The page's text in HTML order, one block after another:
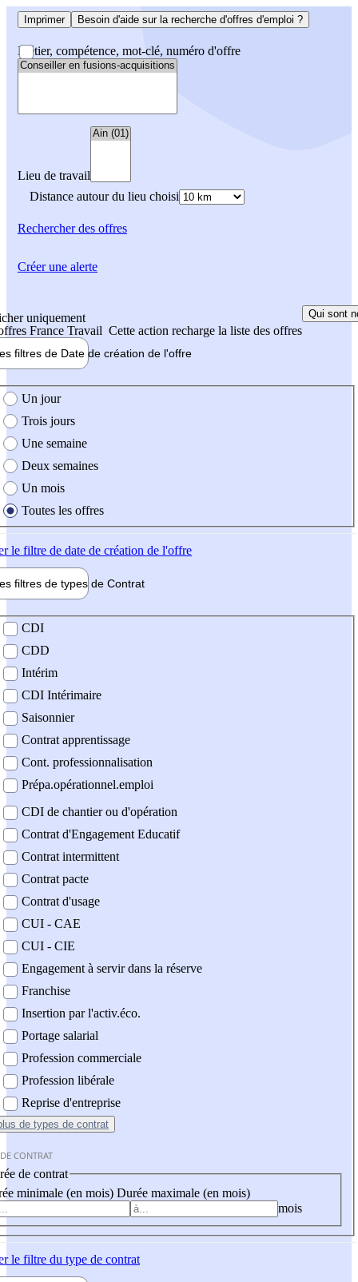
Imprimer Besoin d'aide sur la recherche d'offres d'emploi ?
Métier, compétence, mot-clé, numéro d'offre
Lieu de travail
Distance autour du lieu choisi
Rechercherdes offres
uniquement
France Travail Cette action recharge la liste des offres
Qui sont
filtres de Date de création de l'offre
création de l'offre
Un jour
Trois jours
Une semaine
Deux semaines
Un mois
Toutes les offres
le filtre de date de création de l'offre
filtres de types de Contrat
contrat
CDI
CDD
Intérim
CDI Intérimaire
Saisonnier
Contrat apprentissage
Cont. professionnalisation
Prépa.opérationnel.emploi
CDI de chantier ou d'opération
Contrat d'Engagement Educatif
Contrat intermittent
Contrat pacte
Contrat d'usage
CUI - CAE
CUI - CIE
Engagement à servir dans la réserve
Franchise
Insertion par l'activ.éco.
Portage salarial
Profession commerciale
Profession libérale
Reprise d'entreprise
de types de contrat
CONTRAT
de contrat
minimale (en mois) Durée maximale (en mois)
mois
le filtre du type de contrat
Créer une alerte